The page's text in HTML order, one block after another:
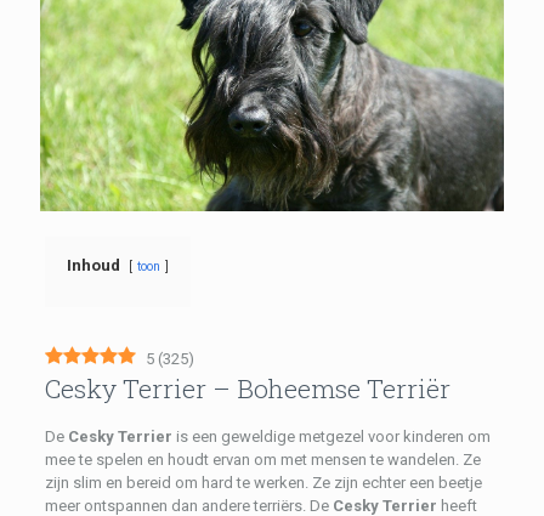
Inhoud toon
5 (325)
Cesky Terrier – Boheemse Terriër
De Cesky Terrier is een geweldige metgezel voor kinderen om
mee te spelen en houdt ervan om met mensen te wandelen. Ze
zijn slim en bereid om hard te werken. Ze zijn echter een beetje
meer ontspannen dan andere terriërs. De Cesky Terrier heeft